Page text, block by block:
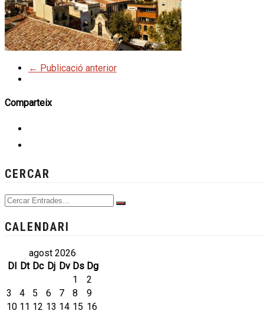
← Publicació anterior
Comparteix
CERCAR
CALENDARI
agost 2026
Dl
Dt Dc Dj Dv Ds Dg
1
2
3
4 5 6 7 8
9
10 11 12 13 14 15 16